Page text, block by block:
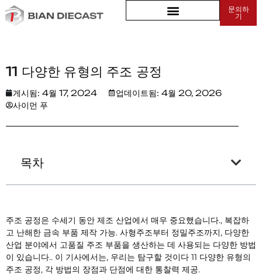
문의하
기
집 > 11 다양한 유형의 주조 공정
11 다양한 유형의 주조 공정
게시됨: 4월 17, 2024
업데이트됨: 4월 20, 2026
사이먼 푸
목차
주조 공정은 수세기 동안 제조 산업에서 매우 중요했습니다., 복잡하
고 난해한 금속 부품 제작 가능. 사형주조부터 정밀주조까지, 다양한
산업 분야에서 고품질 주조 부품을 생산하는 데 사용되는 다양한 방법
이 있습니다.. 이 기사에서는, 우리는 탐구할 것이다 11 다양한 유형의
주조 공정, 각 방법의 장점과 단점에 대한 통찰력 제공.